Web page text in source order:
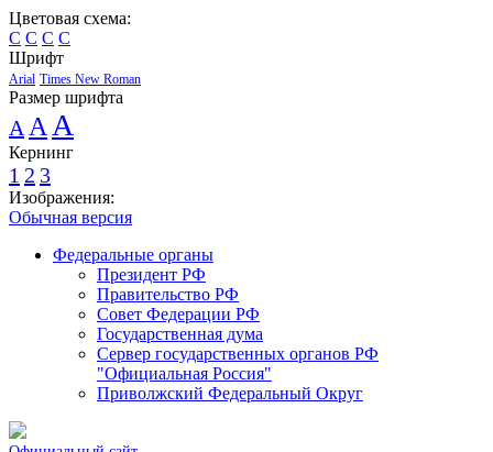
Цветовая схема:
C C C C
Шрифт
Arial Times New Roman
Размер шрифта
A A A
Кернинг
1 2 3
Изображения:
Обычная версия
Федеральные органы
Президент РФ
Правительство РФ
Совет Федерации РФ
Государственная дума
Сервер государственных органов РФ
"Официальная Россия"
Приволжский Федеральный Округ